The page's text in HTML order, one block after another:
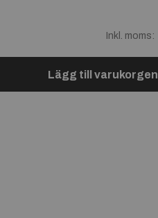
Inkl. moms:
Lägg till varukorgen